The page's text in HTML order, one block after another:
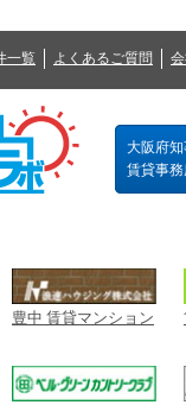
一覧 よくあるご質問
大阪府
賃貸事
豊中 賃貸マンション